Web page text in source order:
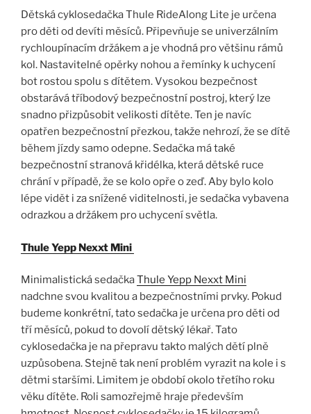
Dětská cyklosedačka Thule RideAlong Lite je určena
pro děti od devíti měsíců. Připevňuje se univerzálním
rychloupínacím držákem a je vhodná pro většinu rámů
kol. Nastavitelné opěrky nohou a řemínky k uchycení
bot rostou spolu s dítětem. Vysokou bezpečnost
obstarává tříbodový bezpečnostní postroj, který lze
snadno přizpůsobit velikosti dítěte. Ten je navíc
opatřen bezpečnostní přezkou, takže nehrozí, že se dítě
během jízdy samo odepne. Sedačka má také
bezpečnostní stranová křidélka, která dětské ruce
chrání v případě, že se kolo opře o zeď. Aby bylo kolo
lépe vidět i za snížené viditelnosti, je sedačka vybavena
odrazkou a držákem pro uchycení světla.
Thule Yepp Nexxt Mini
Minimalistická sedačkaThule Yepp Nexxt Mini
nadchne svou kvalitou a bezpečnostními prvky. Pokud
budeme konkrétní, tato sedačka je určena pro děti od
tří měsíců, pokud to dovolí dětský lékař. Tato
cyklosedačka je na přepravu takto malých dětí plně
uzpůsobena. Stejně tak není problém vyrazit na kole i s
dětmi staršími. Limitem je období okolo třetího roku
věku dítěte. Roli samozřejmě hraje především